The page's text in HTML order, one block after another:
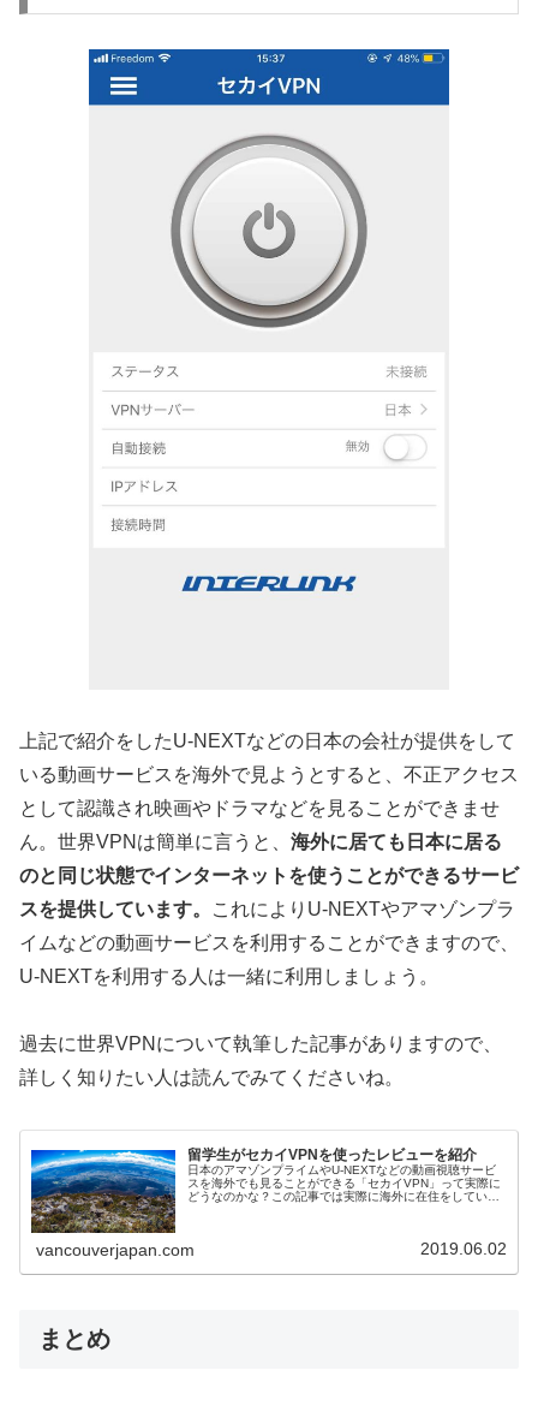
上記で紹介をしたU-NEXTなどの日本の会社が提供をして
いる動画サービスを海外で見ようとすると、不正アクセス
として認識され映画やドラマなどを見ることができませ
ん。世界VPNは簡単に言うと、 海外に居ても日本に居る
のと同じ状態でインターネットを使うことができるサービ
スを提供しています。
これによりU-NEXTやアマゾンプラ
イムなどの動画サービスを利用することができますので、
U-NEXTを利用する人は一緒に利用しましょう。
過去に世界VPNについて執筆した記事がありますので、
詳しく知りたい人は読んでみてくださいね。
留学生がセカイVPNを使ったレビューを紹介
日本のアマゾンプライムやU-NEXTなどの動画視聴サービ
スを海外でも見ることができる「セカイVPN」って実際に
どうなのかな？この記事では実際に海外に在住をしている
vancouverjapan.com 2019.06.02
まとめ